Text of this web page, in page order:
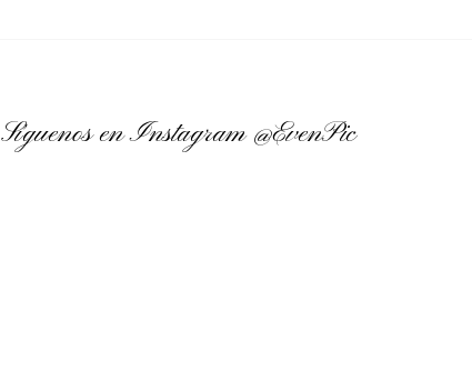
Síguenos en Instagram@EvenPic